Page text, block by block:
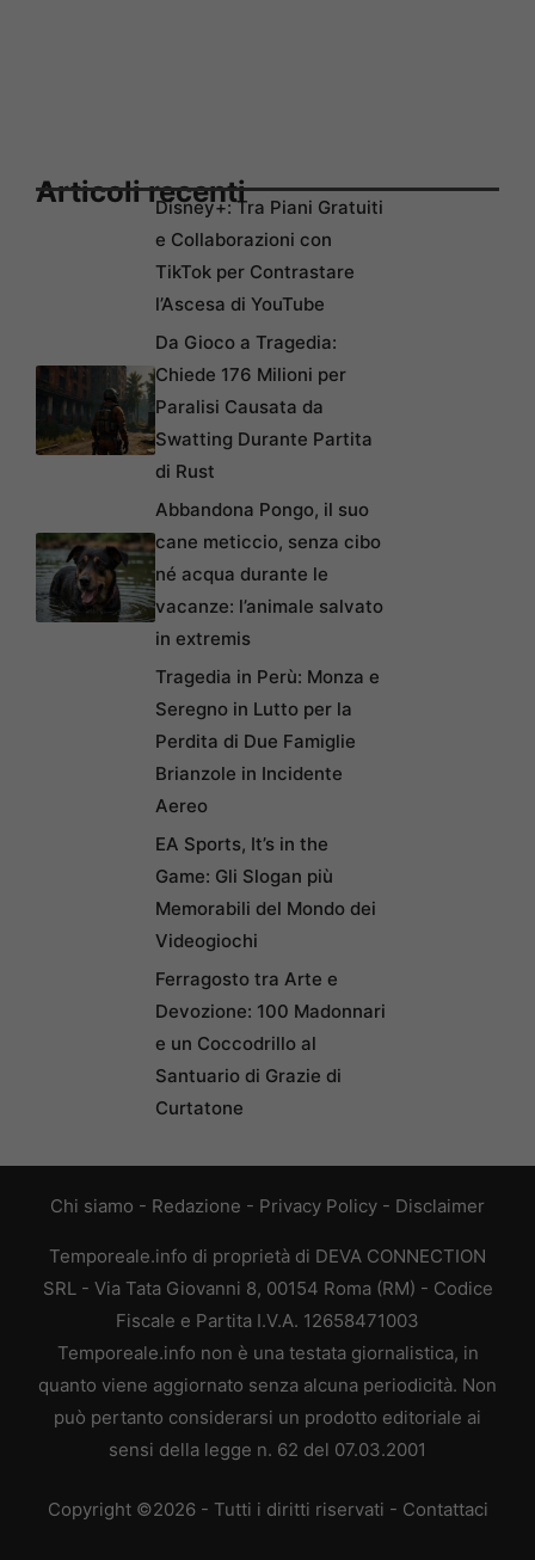
Articoli recentiDisney+: Tra Piani Gratuiti
e Collaborazioni con
TikTok per Contrastare
l’Ascesa di YouTube
Da Gioco a Tragedia:
Chiede 176 Milioni per
Paralisi Causata da
Swatting Durante Partita
di Rust
Abbandona Pongo, il suo
cane meticcio, senza cibo
né acqua durante le
vacanze: l’animale salvato
in extremis
Tragedia in Perù: Monza e
Seregno in Lutto per la
Perdita di Due Famiglie
Brianzole in Incidente
Aereo
EA Sports, It’s in the
Game: Gli Slogan più
Memorabili del Mondo dei
Videogiochi
Ferragosto tra Arte e
Devozione: 100 Madonnari
e un Coccodrillo al
Santuario di Grazie di
Curtatone
Chi siamo - Redazione - Privacy Policy - Disclaimer
Temporeale.info di proprietà di DEVA CONNECTION
SRL - Via Tata Giovanni 8, 00154 Roma (RM) - Codice
Fiscale e Partita I.V.A. 12658471003
Temporeale.info non è una testata giornalistica, in
quanto viene aggiornato senza alcuna periodicità. Non
può pertanto considerarsi un prodotto editoriale ai
sensi della legge n. 62 del 07.03.2001
Copyright ©2026 - Tutti i diritti riservati - Contattaci